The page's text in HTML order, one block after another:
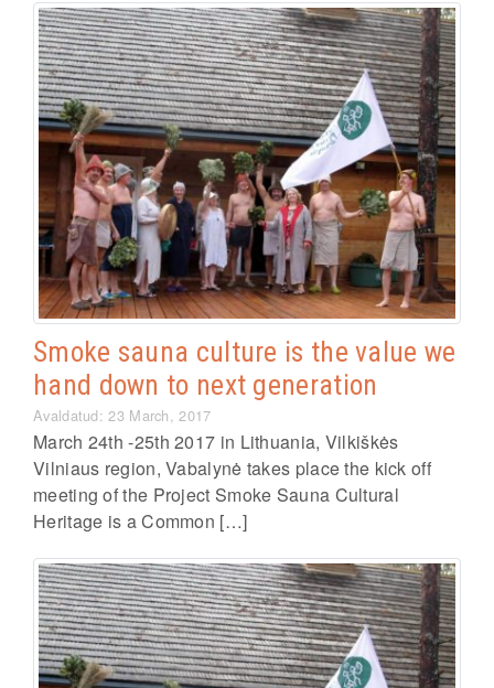
Smoke sauna culture is the value we
hand down to next generation
Avaldatud: 23 March, 2017
March 24th -25th 2017 in Lithuania, Vilkiškės
Vilniaus region, Vabalynė takes place the kick off
meeting of the Project Smoke Sauna Cultural
Heritage is a Common […]